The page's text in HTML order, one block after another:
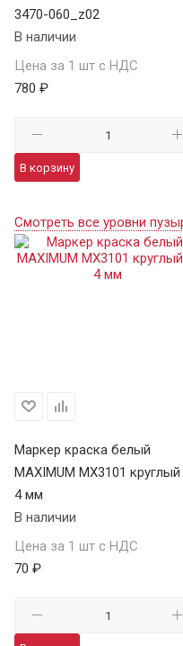
3470-060_z02
В наличии
Цена за 1 шт с НДС
780 ₽
В корзину
Смотреть все уровни
Маркер краска белый
MAXIMUM MX3101
4 мм
В наличии
Цена за 1 шт с НДС
70 ₽